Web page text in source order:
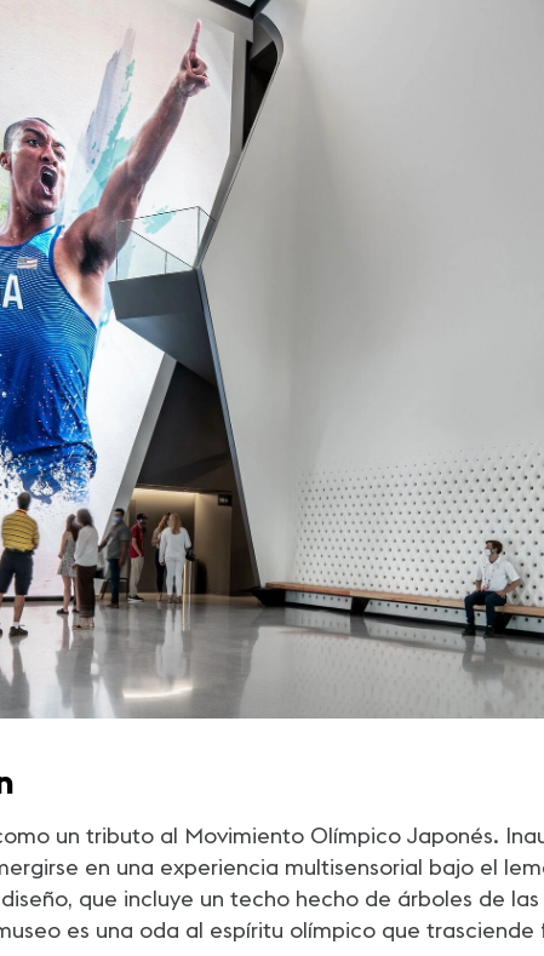
un tributo al Movimiento Olímpico Japonés.
en una experiencia multisensorial bajo el
que incluye un techo hecho de árboles de
es una oda al espíritu olímpico que